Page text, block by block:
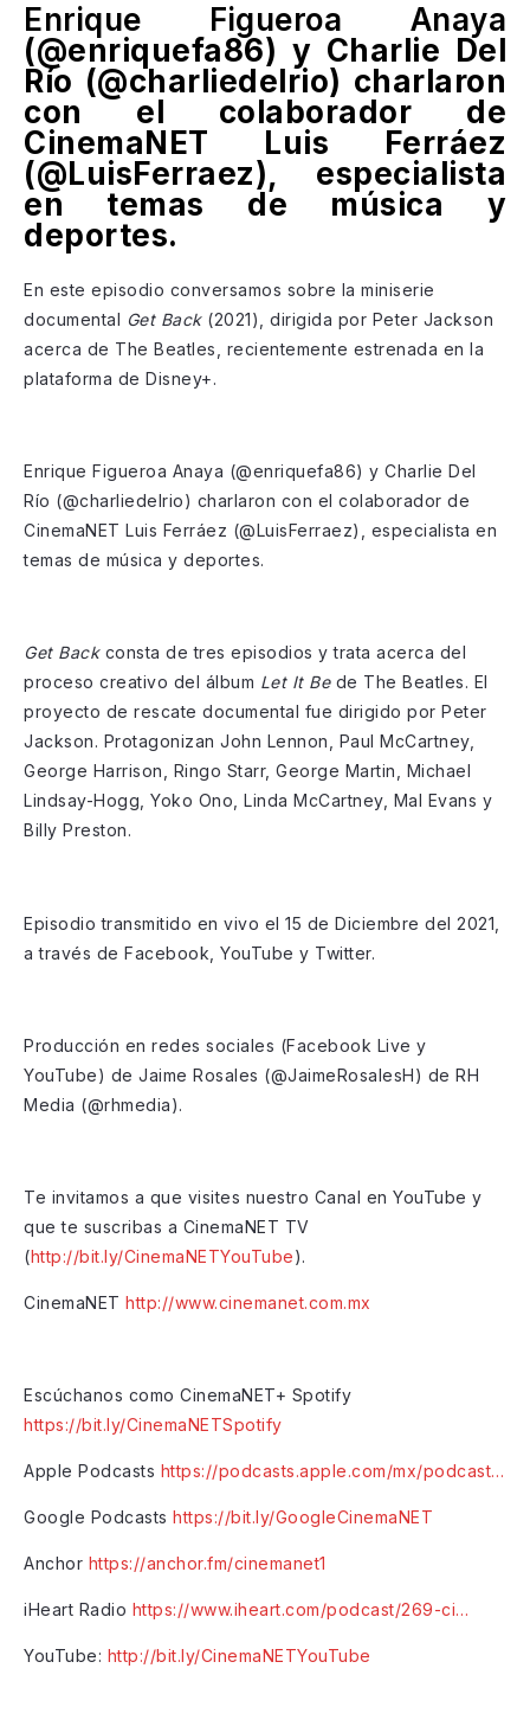
Enrique Figueroa Anaya
(@enriquefa86) y Charlie Del
Río (@charliedelrio) charlaron
con el colaborador de
CinemaNET Luis Ferráez
(@LuisFerraez), especialista
en temas de música y
deportes.
En este episodio conversamos sobre la miniserie
documental Get Back(2021), dirigida por Peter Jackson
acerca de The Beatles, recientemente estrenada en la
plataforma de Disney+.
Enrique Figueroa Anaya (@enriquefa86) y Charlie Del
Río (@charliedelrio) charlaron con el colaborador de
CinemaNET Luis Ferráez (@LuisFerraez), especialista en
temas de música y deportes.
Get Backconsta de tres episodios y trata acerca del
proceso creativo del álbum Let It Bede The Beatles. El
proyecto de rescate documental fue dirigido por Peter
Jackson. Protagonizan John Lennon, Paul McCartney,
George Harrison, Ringo Starr, George Martin, Michael
Lindsay-Hogg, Yoko Ono, Linda McCartney, Mal Evans y
Billy Preston.
Episodio transmitido en vivo el 15 de Diciembre del 2021,
a través de Facebook, YouTube y Twitter.
Producción en redes sociales (Facebook Live y
YouTube) de Jaime Rosales (@JaimeRosalesH) de RH
Media (@rhmedia).
Te invitamos a que visites nuestro Canal en YouTube y
que te suscribas a CinemaNET TV
(http://bit.ly/CinemaNETYouTube).
CinemaNET http://www.cinemanet.com.mx
Escúchanos como CinemaNET+ Spotify
https://bit.ly/CinemaNETSpotify
Apple Podcasts https://podcasts.apple.com/mx/podcast…
Google Podcasts https://bit.ly/GoogleCinemaNET
Anchor https://anchor.fm/cinemanet1
iHeart Radio https://www.iheart.com/podcast/269-ci…
YouTube: http://bit.ly/CinemaNETYouTube